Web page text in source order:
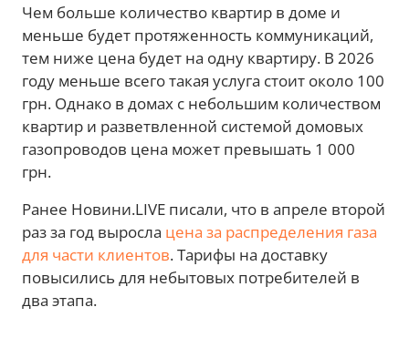
Чем больше количество квартир в доме и
меньше будет протяженность коммуникаций,
тем ниже цена будет на одну квартиру. В 2026
году меньше всего такая услуга стоит около 100
грн. Однако в домах с небольшим количеством
квартир и разветвленной системой домовых
газопроводов цена может превышать 1 000
грн.
Ранее Новини.LIVE писали, что в апреле второй
раз за год выросла цена за распределения газа
для части клиентов. Тарифы на доставку
повысились для небытовых потребителей в
два этапа.